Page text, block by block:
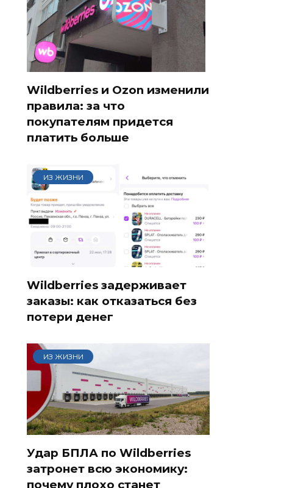
Wildberries и Ozon изменили
правила: за что
покупателям придется
платить больше
ИЗ ЖИЗНИ
Wildberries задерживает
заказы: как отказаться без
потери денег
ИЗ ЖИЗНИ
Удар БПЛА по Wildberries
затронет всю экономику:
почему плохо станет